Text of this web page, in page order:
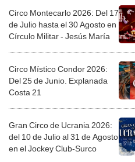
Circo Montecarlo 2026: Del 17
de Julio hasta el 30 Agosto en
Círculo Militar - Jesús María
Circo Místico Condor 2026:
Del 25 de Junio. Explanada
Costa 21
Gran Circo de Ucrania 2026:
del 10 de Julio al 31 de Agosto
en el Jockey Club-Surco